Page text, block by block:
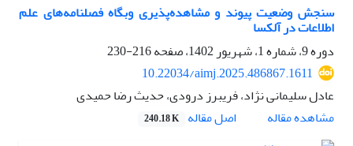
سنجش وضعیت پیوند و مشاهده‌پذیری وبگاه فصلنامه‌های علم
اطلاعات در آلکسا
دوره 9، شماره 1، شهریور 1402، صفحه
216-230
10.22034/aimj.2025.486867.1611
عادل سلیمانی نژاد، فریبرز درودی، حدیث رضا حمیدی
مشاهده مقاله
اصل مقاله 240.18 K